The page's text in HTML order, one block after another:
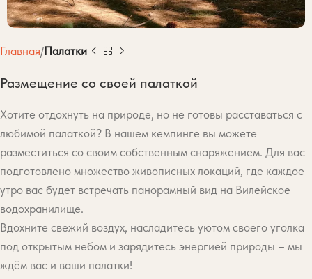
Главная Палатки
Размещение со своей палаткой
Хотите отдохнуть на природе, но не готовы расставаться с
любимой палаткой? В нашем кемпинге вы можете
разместиться со своим собственным снаряжением. Для вас
подготовлено множество живописных локаций, где каждое
утро вас будет встречать панорамный вид на Вилейское
водохранилище.
Вдохните свежий воздух, насладитесь уютом своего уголка
под открытым небом и зарядитесь энергией природы – мы
ждём вас и ваши палатки!